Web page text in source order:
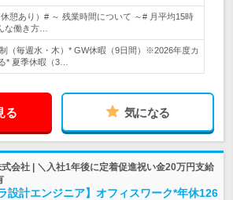
憩あり）# ～ 残業時間について ～# 月平均15時
な働き方…
（毎週水・木）* GW休暇（9日間）※2026年度カ
* 夏季休暇（3…
る 気になる
会社 | ＼入社1年後に定着促進祝い金20万円支給
設計エンジニア】オフィスワーク*年休126